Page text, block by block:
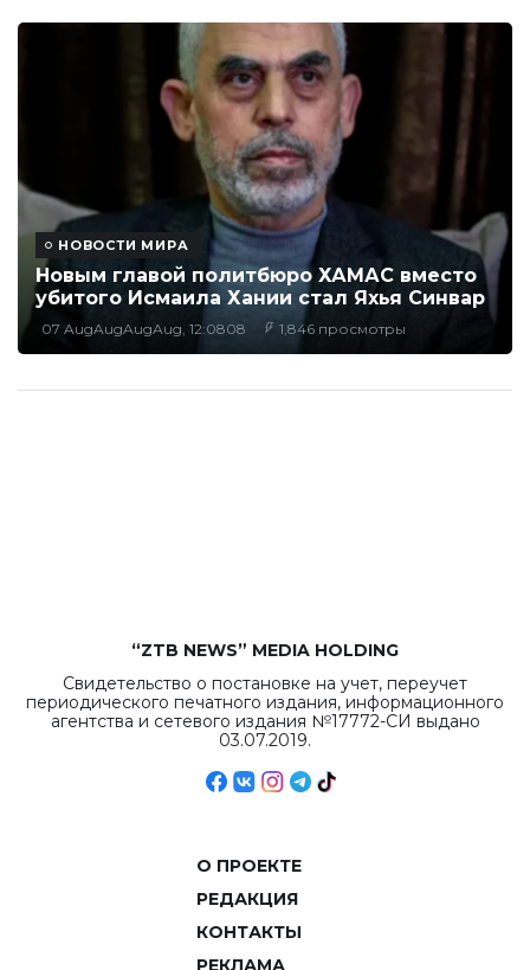
НОВОСТИ МИРА
Новым главой политбюро ХАМАС вместо
убитого Исмаила Хании стал Яхья Синвар
07 AugAugAugAug, 12:0808 1,846 просмотры
“ZTB NEWS” MEDIA HOLDING
Свидетельство о постановке на учет, переучет
периодического печатного издания, информационного
агентства и сетевого издания №17772-СИ выдано
03.07.2019.
О ПРОЕКТЕ
РЕДАКЦИЯ
КОНТАКТЫ
РЕКЛАМА